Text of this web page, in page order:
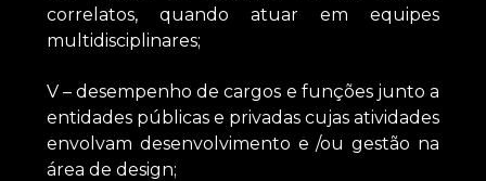
correlatos, quando atuar em equipes
multidisciplinares;
V – desempenho de cargos e funções junto a
entidades públicas e privadas cujas atividades
envolvam desenvolvimento e /ou gestão na
área de design;